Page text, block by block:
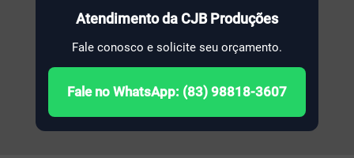
Atendimento da CJB Produções
Fale conosco e solicite seu orçamento.
Fale no WhatsApp: (83) 98818-3607